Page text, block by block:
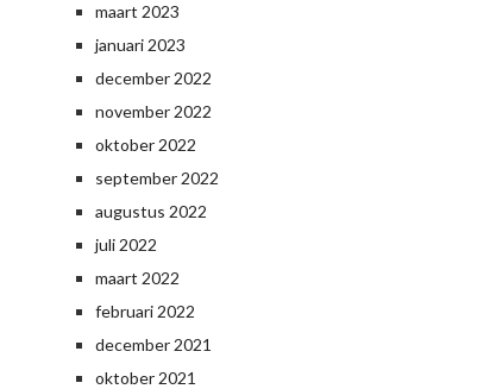
maart 2023
januari 2023
december 2022
november 2022
oktober 2022
september 2022
augustus 2022
juli 2022
maart 2022
februari 2022
december 2021
oktober 2021